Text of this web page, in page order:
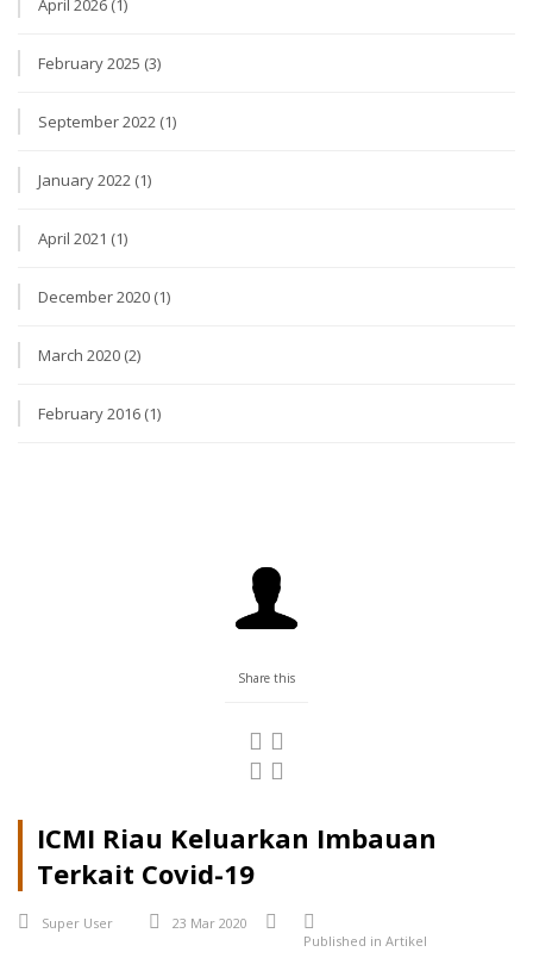
February 2025 (3)
September 2022 (1)
January 2022 (1)
April 2021 (1)
December 2020 (1)
March 2020 (2)
February 2016 (1)
Share this
ICMI Riau Keluarkan Imbauan
Terkait Covid-19
Super User
23 Mar 2020
Published in Artikel